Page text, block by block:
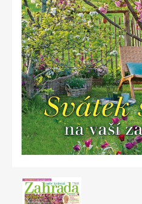
Svět ženy